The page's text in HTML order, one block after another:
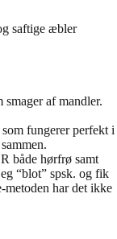
saftige æbler
af mandler.
fungerer perfekt i
både hørfrø samt
“blot” spsk. og fik
metoden har det ikke